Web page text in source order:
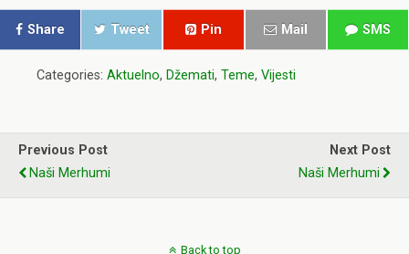
Share Tweet Pin Mail SMS
Categories: Aktuelno, Džemati, Teme, Vijesti
Previous Post
Naši Merhumi
Next Post
Naši Merhumi
Back to top